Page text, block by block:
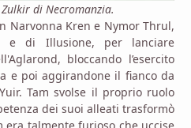
di Necromanzia.
Narvonna Kren e Nymor Thrul,
e di Illusione, per lanciare
bloccando l’esercito
e poi aggirandone il fianco da
Tam svolse il proprio ruolo
dei suoi alleati trasformò
era talmente furioso che uccise